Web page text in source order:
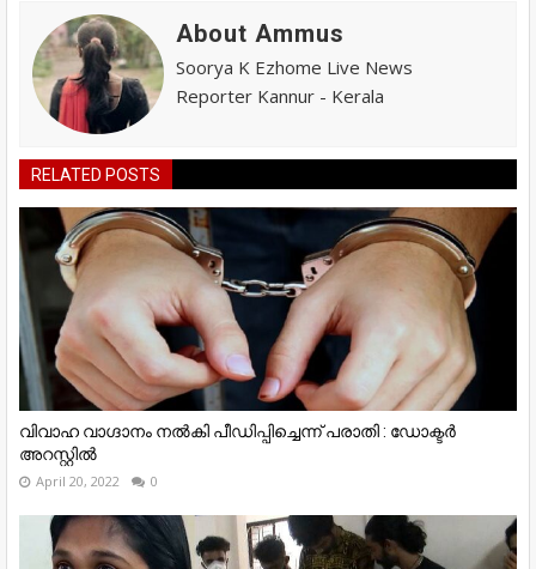
About Ammus
Soorya K Ezhome Live News
Reporter Kannur - Kerala
RELATED POSTS
വിവാഹ വാഗ്ദാനം നൽകി പീഡിപ്പിച്ചെന്ന് പരാതി : ഡോക്ടർ
അറസ്റ്റിൽ
April 20, 2022 0